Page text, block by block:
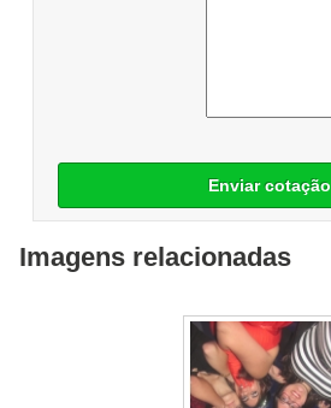
Enviar cotação
Imagens relacionadas